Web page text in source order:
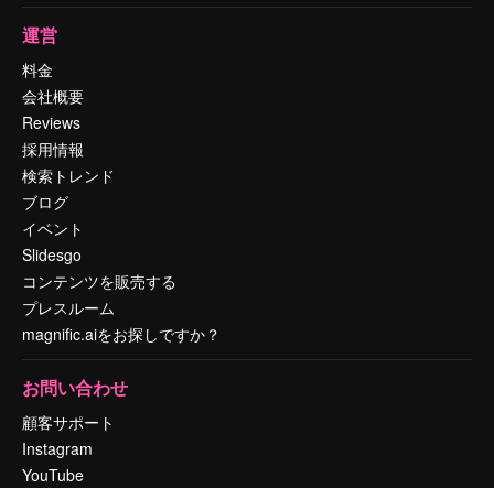
運営
料金
会社概要
Reviews
採用情報
検索トレンド
ブログ
イベント
Slidesgo
コンテンツを販売する
プレスルーム
magnific.aiをお探しですか？
お問い合わせ
顧客サポート
Instagram
YouTube